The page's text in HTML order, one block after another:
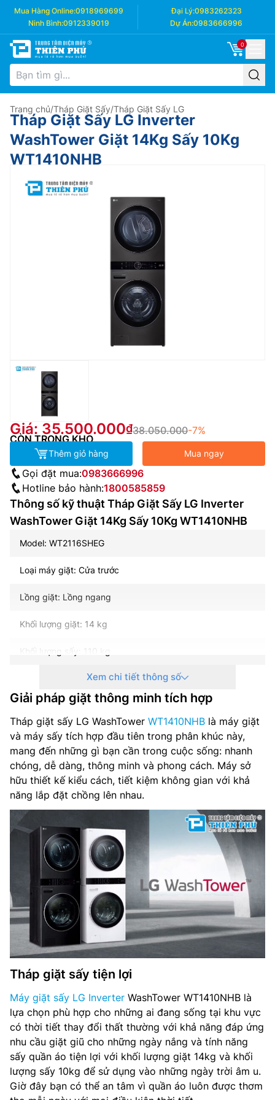
Mua Hàng Online:0918969699 Đại Lý:0983262323
Ninh Bình:0912339019 Dự Án:0983666996
0
Trang chủ/Tháp Giặt Sấy/Tháp Giặt Sấy LG
Tháp Giặt Sấy LG Inverter
WashTower Giặt 14Kg Sấy 10Kg
WT1410NHB
Giá: 35.500.000 38.050.000-7%
CÒN TRONG KHO
Thêm giỏ hàng Mua ngay
Gọi đặt mua:0983666996
Hotline bảo hành:1800585859
Thông số kỹ thuật Tháp Giặt Sấy LG Inverter
WashTower Giặt 14Kg Sấy 10Kg WT1410NHB
Model: WT2116SHEG
Loại máy giặt: Cửa trước
Lồng giặt: Lồng ngang
Khối lượng giặt: 14 kg
Khối lượng sấy: 110 kg
Kiểu động cơ máy giặt: Truyền động trực tiếp – sử dụng trí
tuệ nhân tạo
Kiểu động cơ máy sấy: Động cơ truyền động curoa
Tốc độ quay vắt tối đa: – vòng/phút
Chất liệu lồng giặt: Thép không gỉ
Chất liệu vỏ máy: Kim loại sơn tĩnh điện
Chất liệu nắp máy: Kính chịu lực
Hiệu suất sử dụng điện: – Wh/kg
Công nghệ sấy: HeadPump
Bảng điều khiển: Cảm ứng
Màn hình LED: có
Nguồn điện: 220-240V, 50 Hz
Trọng lượng tịnh: – kg
Nơi sản xuất: Trung Quốc
Xem chi tiết thông số
Giải pháp giặt thông minh tích hợp
Tháp giặt sấy LG WashTower WT1410NHB là máy giặt
và máy sấy tích hợp đầu tiên trong phân khúc này,
mang đến những gì bạn cần trong cuộc sống: nhanh
chóng, dễ dàng, thông minh và phong cách. Máy sở
hữu thiết kế kiểu cách, tiết kiệm không gian với khả
năng lắp đặt chồng lên nhau.
Tháp giặt sấy tiện lợi
Máy giặt sấy LG Inverter WashTower WT1410NHB là
lựa chọn phù hợp cho những ai đang sống tại khu vực
có thời tiết thay đổi thất thường với khả năng đáp ứng
nhu cầu giặt giũ cho những ngày nắng và tính năng
sấy quần áo tiện lợi với khối lượng giặt 14kg và khối
lượng sấy 10kg để sử dụng vào những ngày trời âm u.
Giờ đây bạn có thể an tâm vì quần áo luôn được thơm